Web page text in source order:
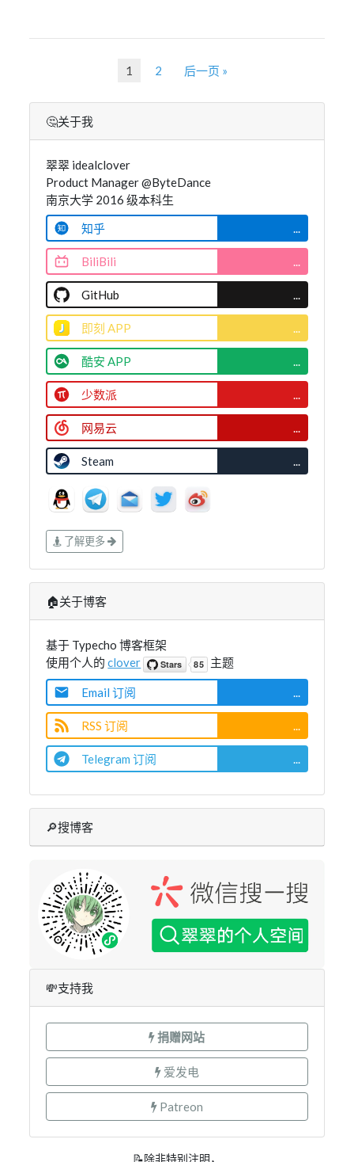
1 2 后一页 »
🤔关于我
翠翠 idealclover
Product Manager @ByteDance
南京大学 2016 级本科生
知乎
...
BiliBili ...
GitHub ...
即刻 APP ...
酷安 APP ...
少数派 ...
网易云 ...
Steam ...
了解更多
🏠关于博客
基于 Typecho 博客框架
使用个人的clover 主题
Email 订阅
RSS 订阅
Telegram 订阅
🔎搜博客
💸支持我
捐赠网站
爱发电
Patreon
📝除非特别注明，